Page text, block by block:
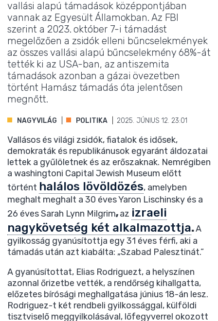
vallási alapú támadások középpontjában
vannak az Egyesült Államokban. Az FBI
szerint a 2023. október 7-i támadást
megelőzően a zsidók elleni bűncselekmények
az összes vallási alapú bűncselekmény 68%-át
tették ki az USA-ban, az antiszemita
támadások azonban a gázai övezetben
történt Hamász támadás óta jelentősen
megnőtt.
NAGYVILÁG POLITIKA 2025. JÚNIUS 12. 23:01
Vallásos és világi zsidók, fiatalok és idősek,
demokraták és republikánusok egyaránt áldozatai
lettek a gyűlöletnek és az erőszaknak. Nemrégiben
a washingtoni Capital Jewish Museum előtt
történt halálos lövöldözés, amelyben
meghalt meghalt a 30 éves Yaron Lischinsky és a
26 éves Sarah Lynn Milgrim,az izraeli
nagykövetség két alkalmazottja.A
gyilkosság gyanúsítottja egy 31 éves férfi, aki a
támadás után azt kiabálta: „Szabad Palesztinát.”
A gyanúsítottat, Elias Rodriguezt, a helyszínen
azonnal őrizetbe vették, a rendőrség kihallgatta,
előzetes bírósági meghallgatása június 18-án lesz.
Rodriguez-t két rendbeli gyilkossággal, külföldi
tisztviselő meggyilkolásával, lőfegyverrel okozott